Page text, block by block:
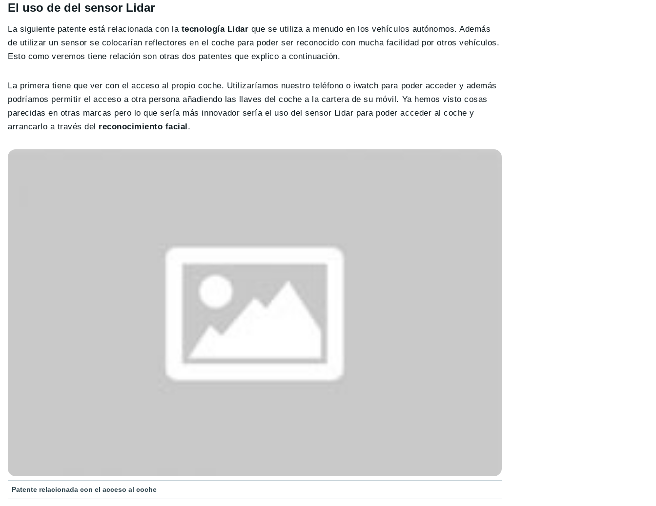
El uso de del sensor Lidar
La siguiente patente está relacionada con la tecnología Lidar que se utiliza a menudo en los vehículos autónomos. Además
de utilizar un sensor se colocarían reflectores en el coche para poder ser reconocido con mucha facilidad por otros vehículos.
Esto como veremos tiene relación son otras dos patentes que explico a continuación.
La primera tiene que ver con el acceso al propio coche. Utilizaríamos nuestro teléfono o iwatch para poder acceder y además
podríamos permitir el acceso a otra persona añadiendo las llaves del coche a la cartera de su móvil. Ya hemos visto cosas
parecidas en otras marcas pero lo que sería más innovador sería el uso del sensor Lidar para poder acceder al coche y
arrancarlo a través del reconocimiento facial.
Patente relacionada con el acceso al coche